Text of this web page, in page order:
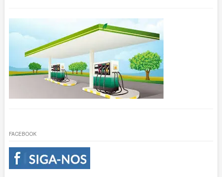
FACEBOOK